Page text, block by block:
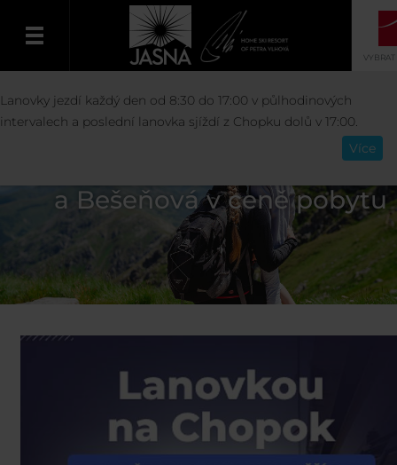
Čeština
VYBRAT
Lanovky a vodné parky
a Bešeňová v ceně pobytu
Lanovky jezdí každý den od 8:30 do 17:00 v půlhodinových
intervalech a poslední lanovka sjíždí z Chopku dolů v 17:00.
Více